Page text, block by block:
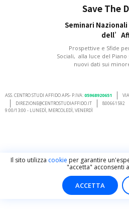
Save The
Seminari
Prospettive e Sfide
Sociali, alla luce del
nuovi dati sui
ASS. CENTRO STUDI AFFIDO APS- P.IVA:05968920651
DIREZIONE@CENTROSTUDIAFFIDO.IT
800661592
9:00/13:00 - LUNEDÌ, MERCOLEDÌ, VENERDÌ
Il sito utilizza cookie per garantire
"accetta" acconsenti
ACCETTA